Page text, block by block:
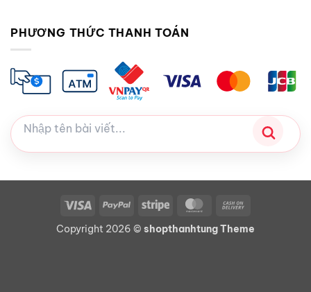
PHƯƠNG THỨC THANH TOÁN
Visa PayPal Stripe MasterCard
Delivery
Copyright 2026 © shopthanhtung Theme